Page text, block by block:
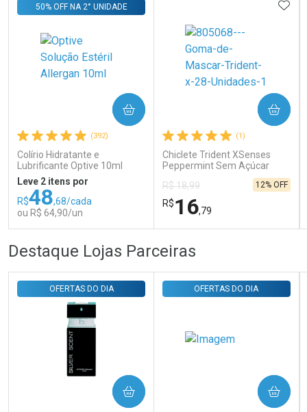
Comprar sem Desconto
Por R$ 29,30/cada
Comprar sem Desconto
Por R$ 29,30/cada
(392)
Colírio Hidratante e
Lubrificante Optive 10ml
50% OFF NA 2° UNIDADE
Leve 2 itens por
R$48,68/cada
ou R$ 64,90/un
COMPRAR
FECHAR
Laboratório
FECHAR
Por Menos
(1)
Chiclete Trident XSenses
Peppermint Sem Açúcar
R$ 18,99
R$16,79
12% OFF
COMPRAR
Destaque Lojas Parceiras
OFERTAS DO DIA
COMPRAR
OFERTAS DO DIA
COMPRAR